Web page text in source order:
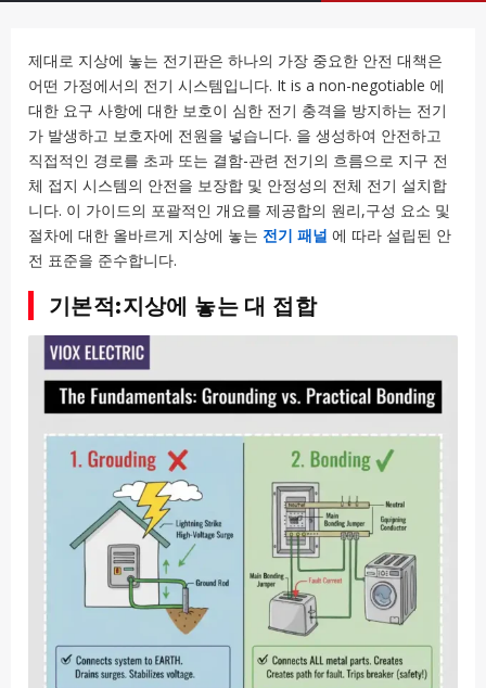
제대로 지상에 놓는 전기판은 하나의 가장 중요한 안전 대책은
어떤 가정에서의 전기 시스템입니다. It is a non-negotiable 에
대한 요구 사항에 대한 보호이 심한 전기 충격을 방지하는 전기
가 발생하고 보호자에 전원을 넣습니다. 을 생성하여 안전하고
직접적인 경로를 초과 또는 결함-관련 전기의 흐름으로 지구 전
체 접지 시스템의 안전을 보장합 및 안정성의 전체 전기 설치합
니다. 이 가이드의 포괄적인 개요를 제공합의 원리,구성 요소 및
절차에 대한 올바르게 지상에 놓는 전기 패널 에 따라 설립된 안
전 표준을 준수합니다.
기본적:지상에 놓는 대 접합